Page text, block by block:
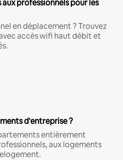
professionnels pour les
en déplacement ? Trouvez
accès wifi haut débit et
d'entreprise ?
entièrement
aux logements